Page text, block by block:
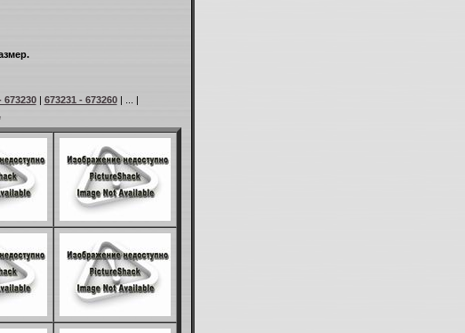
673230| 673231 - 673260| ... |